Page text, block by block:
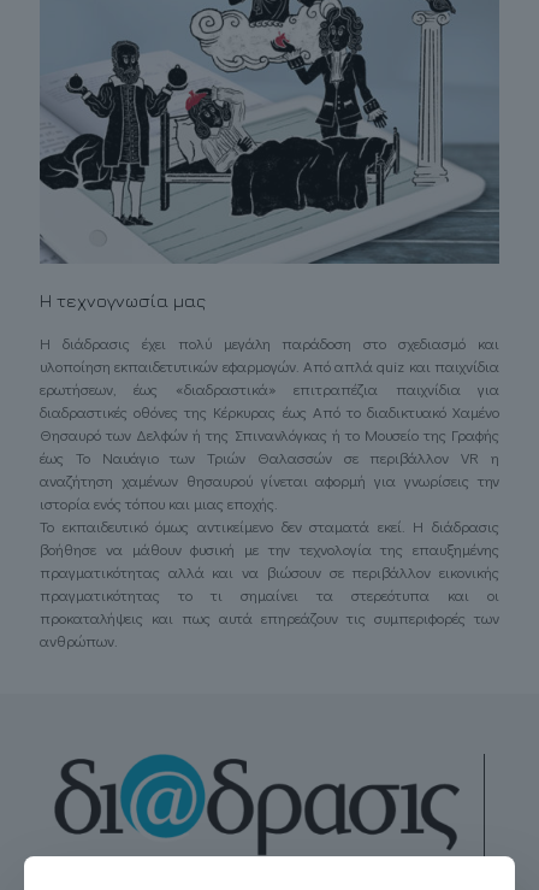
Η τεχνογνωσία μας
Η διάδρασις έχει πολύ μεγάλη παράδοση στο σχεδιασμό και
υλοποίηση εκπαιδετυτικών εφαρμογών. Από απλά quiz και παιχνίδια
ερωτήσεων, έως «διαδραστικά» επιτραπέζια παιχνίδια για
διαδραστικές οθόνες της Κέρκυρας έως Από το διαδικτυακό Χαμένο
Θησαυρό των Δελφών ή της Σπινανλόγκας ή το Μουσείο της Γραφής
έως Το Ναυάγιο των Τριών Θαλασσών σε περιβάλλον VR η
αναζήτηση χαμένων θησαυρού γίνεται αφορμή για γνωρίσεις την
ιστορία ενός τόπου και μιας εποχής.
Το εκπαιδευτικό όμως αντικείμενο δεν σταματά εκεί. Η διάδρασις
βοήθησε να μάθουν φυσική με την τεχνολογία της επαυξημένης
πραγματικότητας αλλά και να βιώσουν σε περιβάλλον εικονικής
πραγματικότητας το τι σημαίνει τα στερεότυπα και οι
προκαταλήψεις και πως αυτά επηρεάζουν τις συμπεριφορές των
ανθρώπων.